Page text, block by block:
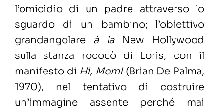
l’omicidio di un padre attraverso lo
sguardo di un bambino; l’obiettivo
grandangolare à la New Hollywood
sulla stanza rococò di Loris, con il
manifesto di Hi, Mom! (Brian De Palma,
1970), nel tentativo di costruire
un’immagine assente perché mai